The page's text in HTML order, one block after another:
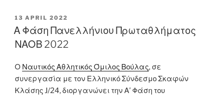
POSTED
ON
13 APRIL 2022
Α Φάση Πανελλήνιου Πρωταθλήματος
ΝΑΟΒ 2022
Ο Ναυτικός Αθλητικός Όμιλος Βούλας, σε
συνεργασία με τον Ελληνικό Σύνδεσμο Σκαφών
Κλάσης J/24, διοργανώνει την Α’ Φάση του